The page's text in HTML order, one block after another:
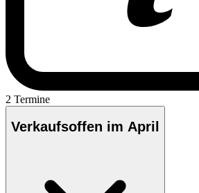
2 Termine
Verkaufsoffen im April